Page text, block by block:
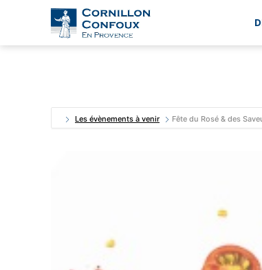
Ville
Provence
Les évènements à venir Fête du Rosé & des